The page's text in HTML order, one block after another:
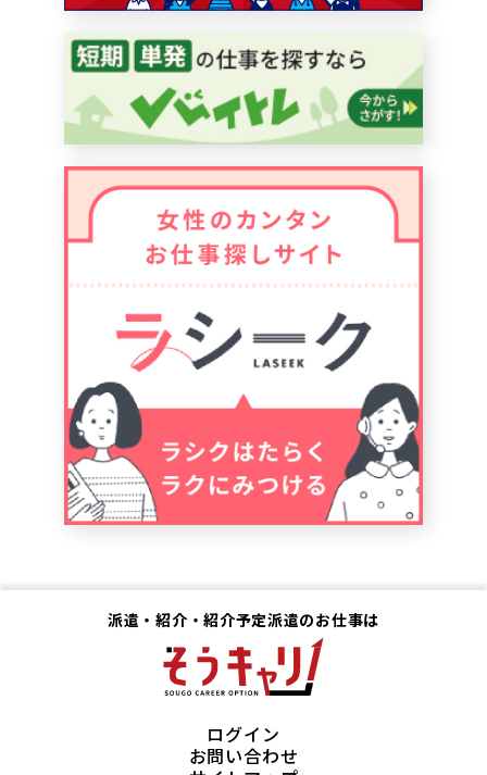
派遣・紹介・紹介予定派遣のお仕事は
ログイン
お問い合わせ